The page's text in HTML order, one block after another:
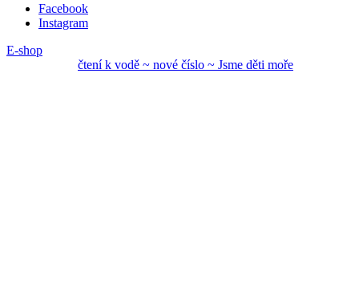
Facebook
Instagram
E-shop
čtení k vodě ~ novéčíslo ~ Jsme děti moře